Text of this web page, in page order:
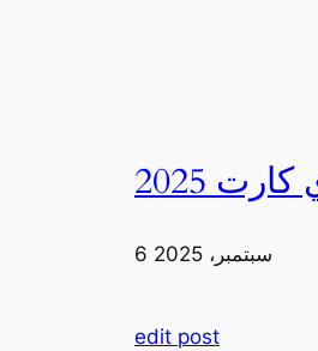
6 سبتمبر، 2025
edit post